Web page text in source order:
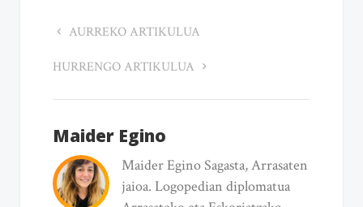
AURREKO ARTIKULUA
HURRENGO ARTIKULUA
Maider Egino
Maider Egino Sagasta, Arrasaten
jaioa. Logopedian diplomatua